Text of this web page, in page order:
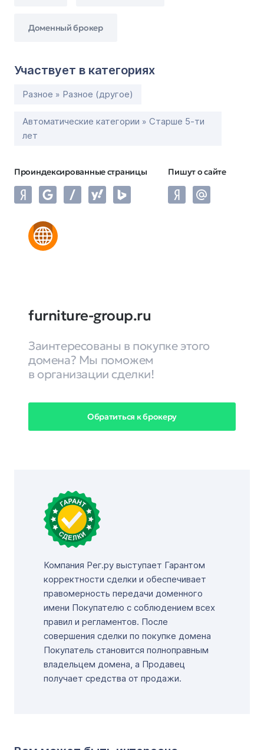
Доменный брокер
Участвует в категориях
Разное » Разное (другое)
Автоматические категории » Старше 5-ти
лет
Проиндексированные страницы Пишут о сайте
furniture-group.ru
Заинтересованы в покупке этого
домена? Мы поможем
в организации сделки!
Обратиться к брокеру
Компания Рег.ру выступает Гарантом
корректности сделки и обеспечивает
правомерность передачи доменного
имени Покупателю с соблюдением всех
правил и регламентов. После
совершения сделки по покупке домена
Покупатель становится полноправным
владельцем домена, а Продавец
получает средства от продажи.